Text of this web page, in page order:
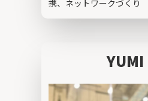
携、ネットワークづくり
YUMI